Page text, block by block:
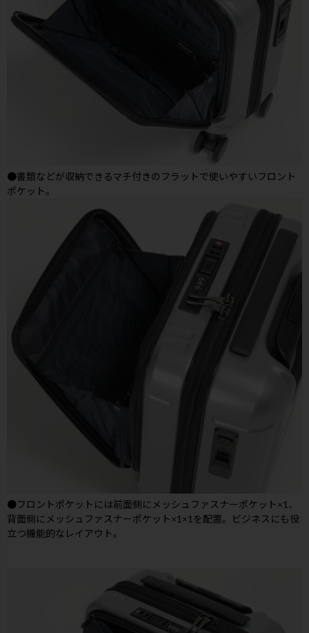
●書類などが収納できるマチ付きのフラットで使いやすいフロント
ポケット。
●フロントポケットには前面側にメッシュファスナーポケット×1、
背面側にメッシュファスナーポケット×1×1を配置。ビジネスにも役
立つ機能的なレイアウト。